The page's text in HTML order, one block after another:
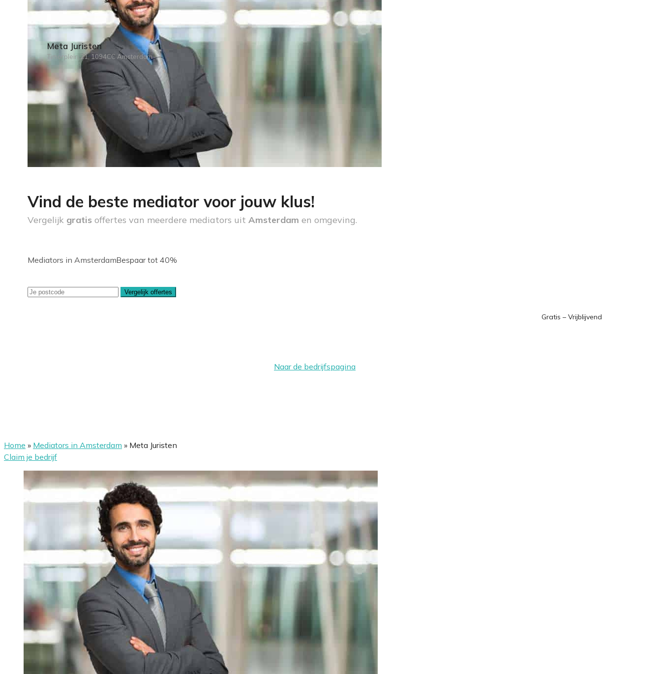
Meta Juristen
Timorplein 21, 1094CC Amsterdam
Vind de beste mediator voor jouw klus!
Vergelijk gratis offertes van meerdere mediators uit Amsterdam en omgeving.
Mediators in AmsterdamBespaar tot 40%
Vergelijk offertes
Gratis – Vrijblijvend
Naar de bedrijfspagina
Home » Mediators in Amsterdam » Meta Juristen
Claim je bedrijf